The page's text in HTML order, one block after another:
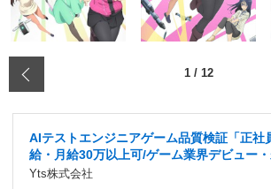
1/ 12
AIテストエンジニアゲーム品質検証「正社
給・月給30万以上可/ゲーム業界デビュー
Yts株式会社